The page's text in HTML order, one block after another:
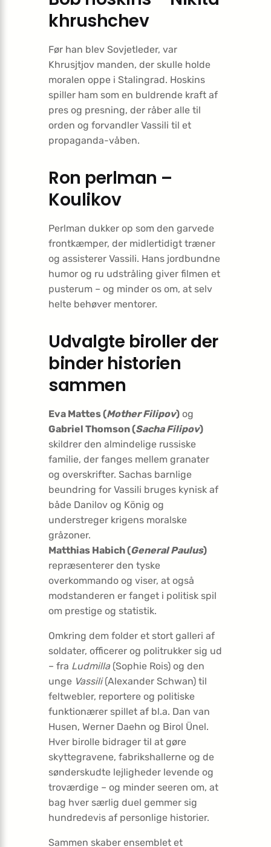
khrushchev
Før han blev Sovjetleder, var
Khrusjtjov manden, der skulle holde
moralen oppe i Stalingrad. Hoskins
spiller ham som en buldrende kraft af
pres og presning, der råber alle til
orden og forvandler Vassili til et
propaganda-våben.
Ron perlman –
Koulikov
Perlman dukker op som den garvede
frontkæmper, der midlertidigt træner
og assisterer Vassili. Hans jordbundne
humor og ru udstråling giver filmen et
pusterum – og minder os om, at selv
helte behøver mentorer.
Udvalgte biroller der
binder historien
sammen
Eva Mattes (Mother Filipov) og
Gabriel Thomson (Sacha Filipov)
skildrer den almindelige russiske
familie, der fanges mellem granater
og overskrifter. Sachas barnlige
beundring for Vassili bruges kynisk af
både Danilov og König og
understreger krigens moralske
gråzoner.
Matthias Habich (General Paulus)
repræsenterer den tyske
overkommando og viser, at også
modstanderen er fanget i politisk spil
om prestige og statistik.
Omkring dem folder et stort galleri af
soldater, officerer og politrukker sig ud
– fra Ludmilla(Sophie Rois) og den
unge Vassili(Alexander Schwan) til
feltwebler, reportere og politiske
funktionærer spillet af bl.a. Dan van
Husen, Werner Daehn og Birol Ünel.
Hver birolle bidrager til at gøre
skyttegravene, fabrikshallerne og de
sønderskudte lejligheder levende og
troværdige – og minder seeren om, at
bag hver særlig duel gemmer sig
hundredevis af personlige historier.
Sammen skaber ensemblet et